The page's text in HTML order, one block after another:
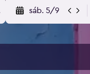
sáb. 5/9